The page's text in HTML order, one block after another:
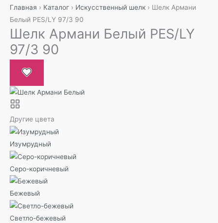
содержимому
Главная › Каталог › Искусственный шелк › Шелк Армани
Белый PES/LY 97/3 90
Шелк Армани Белый PES/LY
97/3 90
Другие цвета
Изумрудный
Серо-коричневый
Бежевый
Светло-бежевый